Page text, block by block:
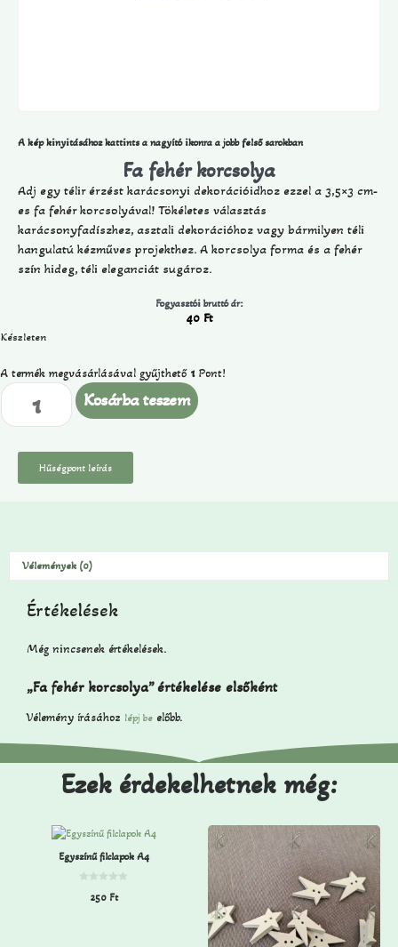
A kép kinyitásához kattints a nagyító ikonra a jobb felső sarokban
Fa fehér korcsolya
Adj egy télir érzést karácsonyi dekorációidhoz ezzel a 3,5×3 cm-
es fa fehér korcsolyával! Tökéletes választás
karácsonyfadíszhez, asztali dekorációhoz vagy bármilyen téli
hangulatú kézműves projekthez. A korcsolya forma és a fehér
szín hideg, téli eleganciát sugároz.
Fogyasztói bruttó ár:
40 Ft
Készleten
A termék megvásárlásával gyűjthető 1 Pont!
Kosárba teszem
Hűségpont leírás
Vélemények (0)
Értékelések
Még nincsenek értékelések.
„Fa fehér korcsolya” értékelése elsőként
Vélemény írásához lépj be előbb.
Ezek érdekelhetnek még:
Egyszínű filclapok A4
250 Ft